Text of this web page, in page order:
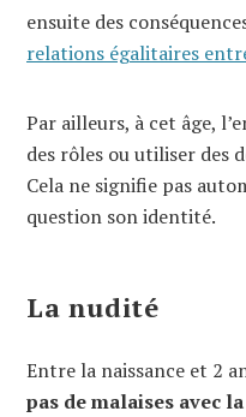
ensuite des
relations égalitaires
Par ailleurs, à cet âge,
des rôles ou utiliser des
Cela ne signifie pas
question son identité.
La nudité
Entre la naissance et 2
pas de malaises avec